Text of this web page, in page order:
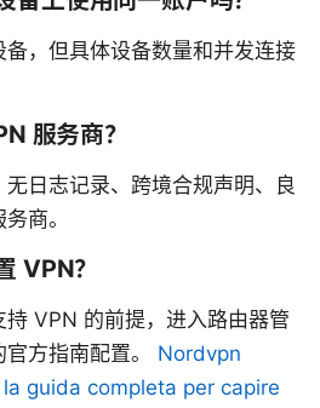
，但具体设备数量和并发连接
服务商？
日志记录、跨境合规声明、良
商。
VPN？
VPN 的前提，进入路由器管
方指南配置。 Nordvpn
guida completa per capire